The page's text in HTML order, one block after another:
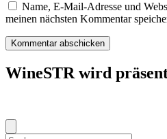
Name, E-Mail-Adresse und
meinen nächsten Kommentar
WineSTR wird